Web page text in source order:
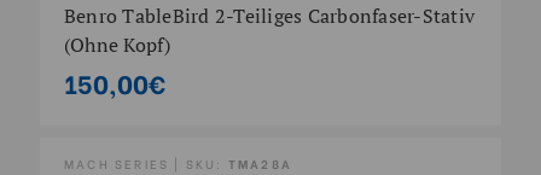
Benro TableBird 2-Teiliges Carbonfaser-Stativ
(Ohne Kopf)
150,00€
MACH SERIES | SKU: TMA28A